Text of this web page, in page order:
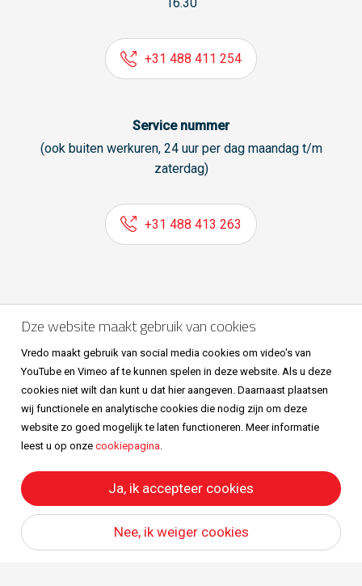
+31 488 411 254
Service nummer
(ook buiten werkuren, 24 uur per dag maandag t/m
zaterdag)
+31 488 413 263
Volg ons ook op
All right reserved © Vredo 2026.
Sitemap
Dze website maakt gebruik van cookies
Vredo maakt gebruik van social media cookies om video's van
YouTube en Vimeo af te kunnen spelen in deze website. Als u deze
cookies niet wilt dan kunt u dat hier aangeven. Daarnaast plaatsen
wij functionele en analytische cookies die nodig zijn om deze
website zo goed mogelijk te laten functioneren. Meer informatie
leest u op onze cookiepagina.
Ja, ik accepteer cookies
Nee, ik weiger cookies